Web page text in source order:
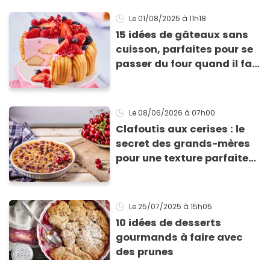
Le 01/08/2025 à 11h18
15 idées de gâteaux sans
cuisson, parfaites pour se
passer du four quand il fait
Le 08/06/2026 à 07h00
Clafoutis aux cerises : le
secret des grands-mères
pour une texture parfaite
Le 25/07/2025 à 15h05
10 idées de desserts
gourmands à faire avec
des prunes